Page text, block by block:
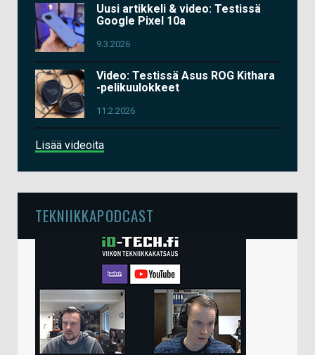
Uusi artikkeli & video: Testissä
Google Pixel 10a
9.3.2026
Video: Testissä Asus ROG Kithara
-pelikuulokkeet
11.2.2026
Lisää videoita
TEKNIIKKAPODCAST